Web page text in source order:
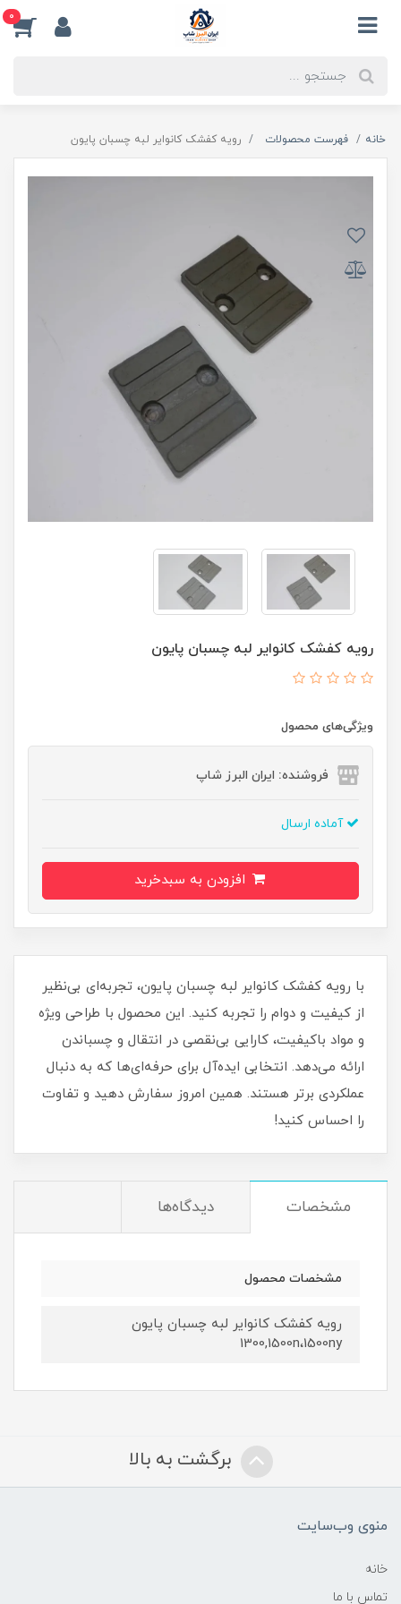
0
خانه فهرست محصولات رویه کفشک کانوایر لبه چسبان پایون
رویه کفشک کانوایر لبه چسبان پایون
ویژگی‌های محصول
فروشنده: ایران البرز شاپ
آماده ارسال
با رویه کفشک کانوایر لبه چسبان پایون، تجربه‌ای بی‌نظیر
از کیفیت و دوام را تجربه کنید. این محصول با طراحی ویژه
و مواد باکیفیت، کارایی بی‌نقصی در انتقال و چسباندن
ارائه می‌دهد. انتخابی ایده‌آل برای حرفه‌ای‌ها که به دنبال
عملکردی برتر هستند. همین امروز سفارش دهید و تفاوت
را احساس کنید!
مشخصات دیدگاه‌ها
مشخصات محصول
رویه کفشک کانوایر لبه چسبان پایون
1300,1500n،1500ny
برگشت به بالا
منوی وب‌سایت
خانه
تماس با ما